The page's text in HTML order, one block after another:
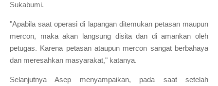
Sukabumi.
"Apabila saat operasi di lapangan ditemukan petasan maupun
mercon, maka akan langsung disita dan di amankan oleh
petugas. Karena petasan ataupun mercon sangat berbahaya
dan meresahkan masyarakat," katanya.
Selanjutnya Asep menyampaikan, pada saat setelah